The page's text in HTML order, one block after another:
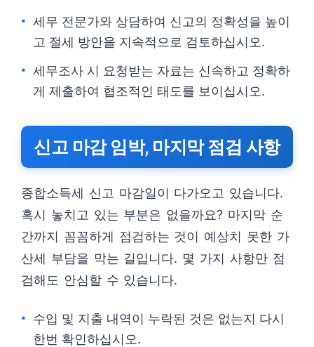
세무 전문가와 상담하여 신고의 정확성을 높이
고 절세 방안을 지속적으로 검토하십시오.
세무조사 시 요청받는 자료는 신속하고 정확하
게 제출하여 협조적인 태도를 보이십시오.
신고 마감 임박, 마지막 점검 사항
종합소득세 신고 마감일이 다가오고 있습니다.
혹시 놓치고 있는 부분은 없을까요? 마지막 순
간까지 꼼꼼하게 점검하는 것이 예상치 못한 가
산세 부담을 막는 길입니다. 몇 가지 사항만 점
검해도 안심할 수 있습니다.
수입 및 지출 내역이 누락된 것은 없는지 다시
한번 확인하십시오.